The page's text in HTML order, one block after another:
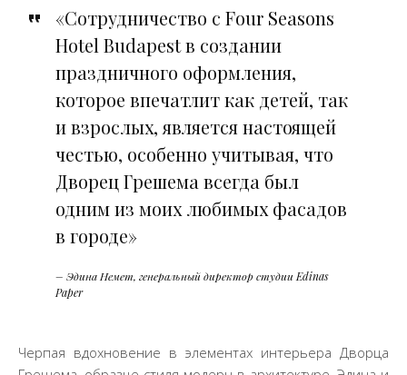
«Сотрудничество с Four Seasons
Hotel Budapest в создании
праздничного оформления,
которое впечатлит как детей, так
и взрослых, является настоящей
честью, особенно учитывая, что
Дворец Грешема всегда был
одним из моих любимых фасадов
в городе»
– Эдина Немет, генеральный директор студии Edinas
Paper
Черпая вдохновение в элементах интерьера Дворца